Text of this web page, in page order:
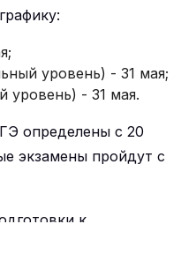
уровень) - 31 мая;
уровень) - 31 мая.
определены с 20
экзамены пройдут с
к